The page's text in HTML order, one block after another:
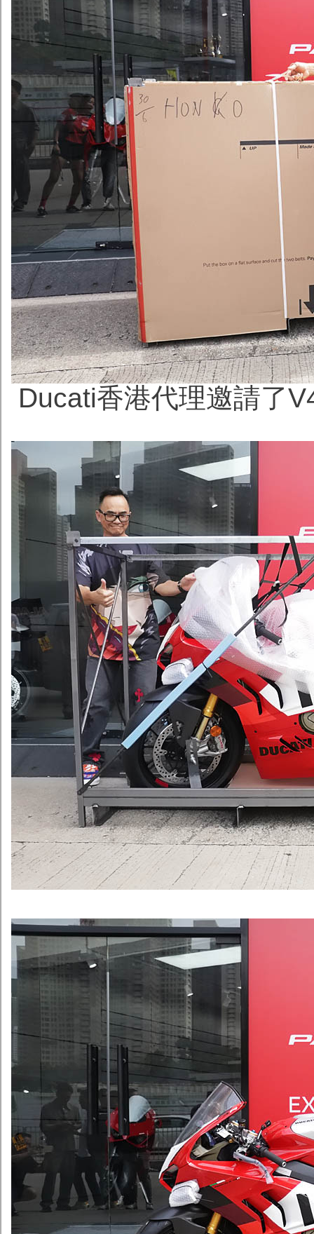
Ducati香港代理邀請了